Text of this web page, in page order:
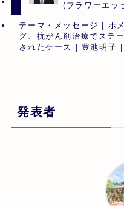
(フラワーエッ
テーマ・メッセージ | ホ
グ、抗がん剤治療でステ
されたケース | 豊池明子 |
発表者